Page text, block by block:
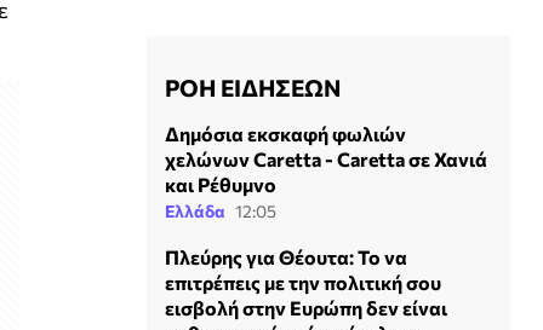
ΡΟΗ ΕΙΔΗΣΕΩΝ
Δημόσια εκσκαφή φωλιών
χελώνων Caretta - Caretta σε Χανιά
και Ρέθυμνο
Ελλάδα 12:05
Πλεύρης για Θέουτα: Το να
επιτρέπεις με την πολιτική σου
εισβολή στην Ευρώπη δεν είναι